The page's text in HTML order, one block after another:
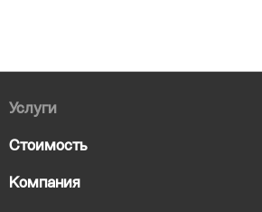
Услуги
Стоимость
Компания